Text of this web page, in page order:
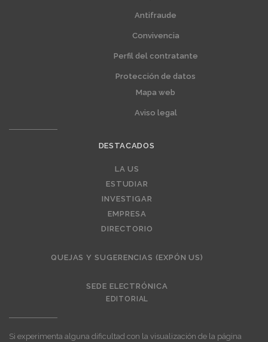
Antifraude
Convivencia
Perfil del contratante
Protección de datos
Mapa web
Aviso legal
DESTACADOS
LA US
ESTUDIAR
INVESTIGAR
EMPRESA
DIRECTORIO
QUEJAS Y SUGERENCIAS (EXPÓN US)
SEDE ELECTRÓNICA
EDITORIAL
Si experimenta alguna dificultad con la visualización de la página